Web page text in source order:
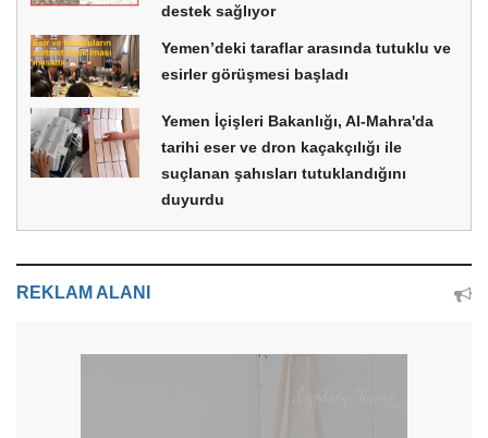
destek sağlıyor
Yemen’deki taraflar arasında tutuklu ve
esirler görüşmesi başladı
Yemen İçişleri Bakanlığı, Al-Mahra'da
tarihi eser ve dron kaçakçılığı ile
suçlanan şahısları tutuklandığını
duyurdu
REKLAM ALANI